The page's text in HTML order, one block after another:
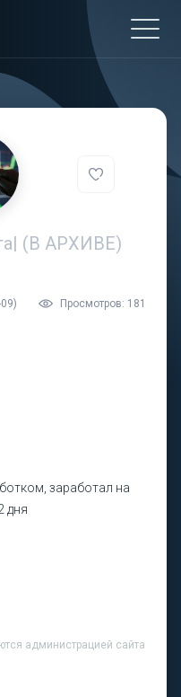
(В АРХИВЕ)
Просмотров: 181
заработал на
дня
администрацией сайта